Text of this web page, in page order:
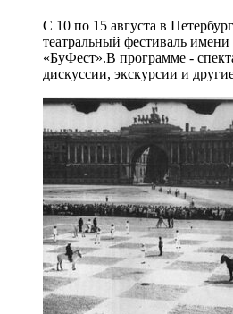
С 10 по 15 августа в
театральный фестиваль
«БуФест».В программе -
дискуссии, экскурсии и